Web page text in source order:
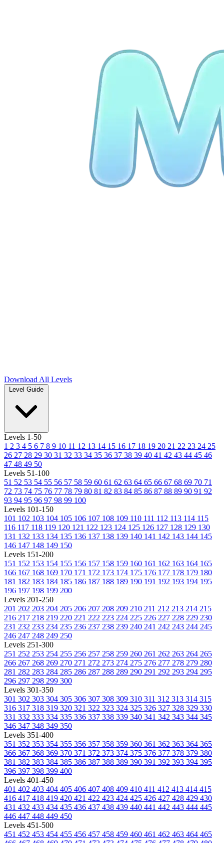
Download All Levels
Level Guide
Levels 1-50
1 2 3 4 5 6 7 8 9 10 11 12 13 14 15 16 17 18 19 20 21 22 23 24 25
26 27 28 29 30 31 32 33 34 35 36 37 38 39 40 41 42 43 44 45 46
47 48 49 50
Levels 51-100
51 52 53 54 55 56 57 58 59 60 61 62 63 64 65 66 67 68 69 70 71
72 73 74 75 76 77 78 79 80 81 82 83 84 85 86 87 88 89 90 91 92
93 94 95 96 97 98 99 100
Levels 101-150
101 102 103 104 105 106 107 108 109 110 111 112 113 114 115
116 117 118 119 120 121 122 123 124 125 126 127 128 129 130
131 132 133 134 135 136 137 138 139 140 141 142 143 144 145
146 147 148 149 150
Levels 151-200
151 152 153 154 155 156 157 158 159 160 161 162 163 164 165
166 167 168 169 170 171 172 173 174 175 176 177 178 179 180
181 182 183 184 185 186 187 188 189 190 191 192 193 194 195
196 197 198 199 200
Levels 201-250
201 202 203 204 205 206 207 208 209 210 211 212 213 214 215
216 217 218 219 220 221 222 223 224 225 226 227 228 229 230
231 232 233 234 235 236 237 238 239 240 241 242 243 244 245
246 247 248 249 250
Levels 251-300
251 252 253 254 255 256 257 258 259 260 261 262 263 264 265
266 267 268 269 270 271 272 273 274 275 276 277 278 279 280
281 282 283 284 285 286 287 288 289 290 291 292 293 294 295
296 297 298 299 300
Levels 301-350
301 302 303 304 305 306 307 308 309 310 311 312 313 314 315
316 317 318 319 320 321 322 323 324 325 326 327 328 329 330
331 332 333 334 335 336 337 338 339 340 341 342 343 344 345
346 347 348 349 350
Levels 351-400
351 352 353 354 355 356 357 358 359 360 361 362 363 364 365
366 367 368 369 370 371 372 373 374 375 376 377 378 379 380
381 382 383 384 385 386 387 388 389 390 391 392 393 394 395
396 397 398 399 400
Levels 401-450
401 402 403 404 405 406 407 408 409 410 411 412 413 414 415
416 417 418 419 420 421 422 423 424 425 426 427 428 429 430
431 432 433 434 435 436 437 438 439 440 441 442 443 444 445
446 447 448 449 450
Levels 451-500
451 452 453 454 455 456 457 458 459 460 461 462 463 464 465